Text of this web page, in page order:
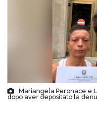
Mariangela Peronace e
dopo aver depositato la